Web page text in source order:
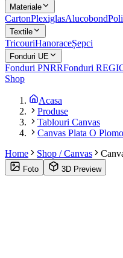
Materiale
CartonPlexiglasAlucobond
Textile
TricouriHanoraceȘepci
Fonduri UE
Fonduri PNRRFonduri
Shop
Acasa
Produse
Tablouri Canvas
Canvas Plata O Plomo
Home
Shop / Canvas
Foto 3D Preview